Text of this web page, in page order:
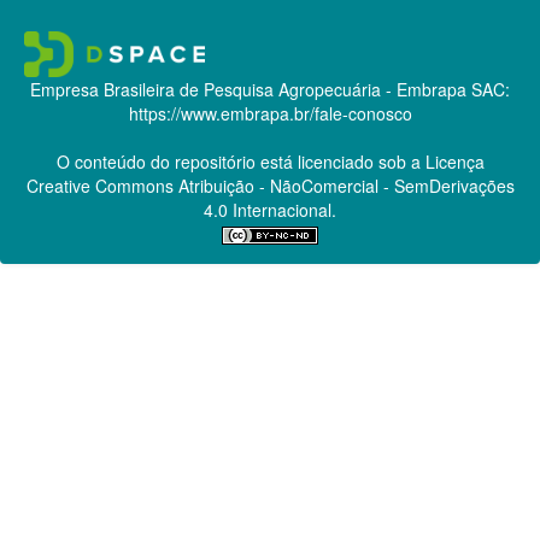
Empresa Brasileira de Pesquisa Agropecuária - Embrapa SAC:
https://www.embrapa.br/fale-conosco
O conteúdo do repositório está licenciado sob a Licença
Creative CommonsAtribuição - NãoComercial - SemDerivações
4.0 Internacional.